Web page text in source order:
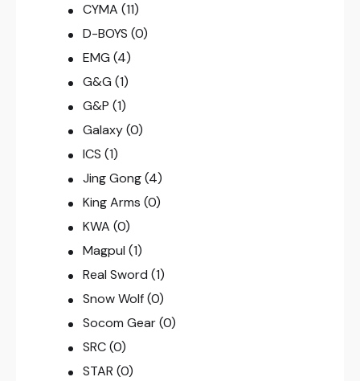
CYMA (11)
D-BOYS (0)
EMG (4)
G&G (1)
G&P (1)
Galaxy (0)
ICS (1)
Jing Gong (4)
King Arms (0)
KWA (0)
Magpul (1)
Real Sword (1)
Snow Wolf (0)
Socom Gear (0)
SRC (0)
STAR (0)